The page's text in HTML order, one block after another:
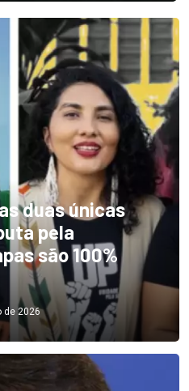
duas únicas
pela
são 100%
de 2026